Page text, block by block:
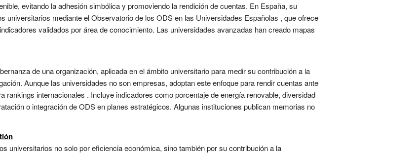
evitando la adhesión simbólica y promoviendo la rendición de cuentas. En España, su
universitarios mediante el Observatorio de los ODS en las Universidades Españolas , que ofrece
validados por área de conocimiento. Las universidades avanzadas han creado mapas
de una organización, aplicada en el ámbito universitario para medir su contribución a la
Aunque las universidades no son empresas, adoptan este enfoque para rendir cuentas ante
rankings internacionales . Incluye indicadores como porcentaje de energía renovable, diversidad
o integración de ODS en planes estratégicos. Algunas instituciones publican memorias no
universitarios no solo por eficiencia económica, sino también por su contribución a la